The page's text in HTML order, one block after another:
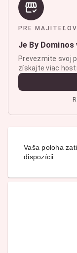
PRE
Je By
Prevezmite svoj
získajte viac
Vaša poloha
dispozícii.